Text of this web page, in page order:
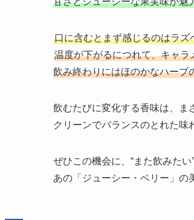
口に含むとまず感じるのはラ
温度が下がるにつれて、キャ
飲み終わりにはほのかなハーブ
飲むたびに変化する香味は、ま
クリーンでバランスのとれた味
ぜひこの機会に、“また飲みた
あの「ジューシー・ベリー」の